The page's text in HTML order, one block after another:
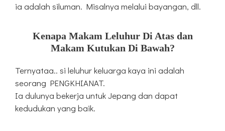
ia adalah siluman. Misalnya melalui bayangan, dll.
Kenapa Makam Leluhur Di Atas dan
Makam Kutukan Di Bawah?
Ternyataa.. si leluhur keluarga kaya ini adalah
seorang PENGKHIANAT.
Ia dulunya bekerja untuk Jepang dan dapat
kedudukan yang baik.